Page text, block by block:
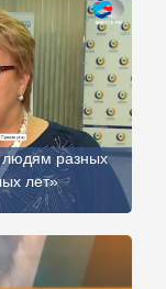
людям разных
лет»